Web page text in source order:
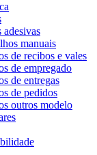
adesivas
manuais
de recibos e vales
de empregado
de entregas
de pedidos
outros modelo